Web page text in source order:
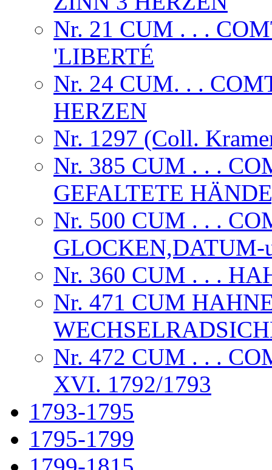
Nr. 21 CUM . . .
'LIBERTÉ
Nr. 24 CUM. . .
HERZEN
Nr. 1297 (Coll.
Nr. 385 CUM . . .
GEFALTETE
Nr. 500 CUM . . .
GLOCKEN,DATUM-
Nr. 360 CUM . . .
Nr. 471 CUM
Nr. 472 CUM . . .
XVI. 1792/1793
1793-1795
1795-1799